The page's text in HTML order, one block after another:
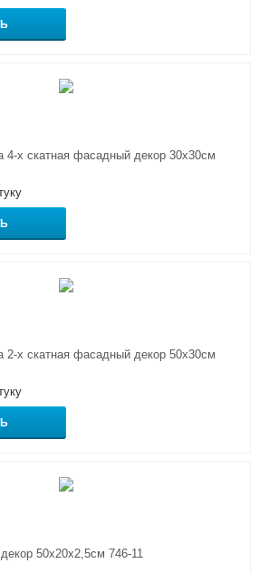
4-х скатная фасадный декор 30х30см
2-х скатная фасадный декор 50х30см
50x20x2,5см 746-11